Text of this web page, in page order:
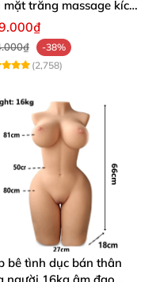
mặt trăng massage kích
thỏa mãn
-38%
(2,758)
bê tình dục bán thân
người 16kg âm đạo